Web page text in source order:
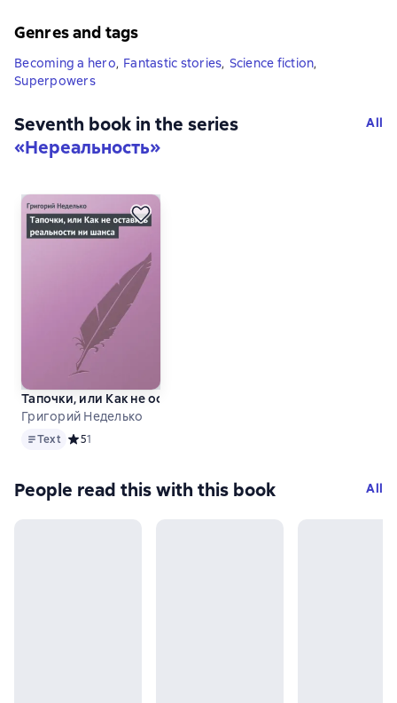
Genres and tags
Becoming a hero, Fantastic stories, Science fiction,
Superpowers
Seventh book in the series
«Нереальность»
All
Тапочки, или Как не оставить реальности ни шанса
Григорий Неделько
TextText Средний рейтинг 5 на основе 1 оценок
51
People read this with this book All